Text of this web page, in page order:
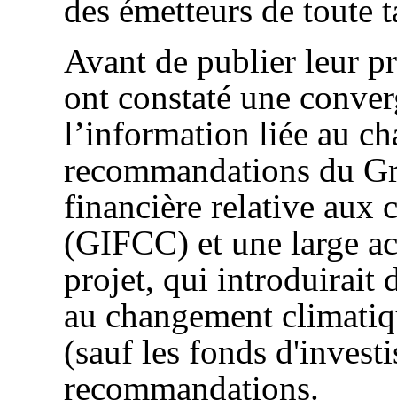
des émetteurs de toute
Avant de publier leur
ont constaté une
l’information liée au
recommandations du
financière relative aux
(GIFCC) et une large
projet, qui introduirait
au changement
(sauf les fonds
recommandations.